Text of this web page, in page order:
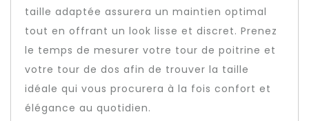
taille adaptée assurera un maintien optimal
tout en offrant un look lisse et discret. Prenez
le temps de mesurer votre tour de poitrine et
votre tour de dos afin de trouver la taille
idéale qui vous procurera à la fois confort et
élégance au quotidien.